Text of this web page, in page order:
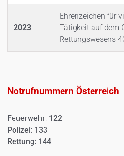
2023
Ehrenzeichen für
Tätigkeit auf dem
Rettungswesens
Notrufnummern Österreich
Feuerwehr: 122
Polizei: 133
Rettung: 144